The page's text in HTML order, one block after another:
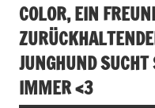
COLOR, EIN
JUNGHUND
IMMER <3